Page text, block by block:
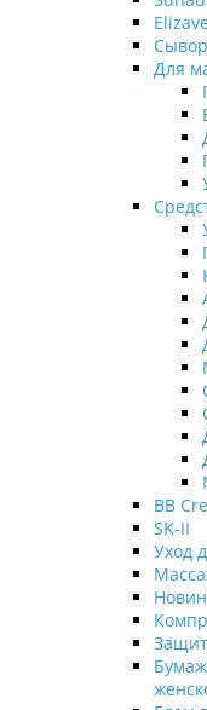
Для
BB
SK-II
Уход